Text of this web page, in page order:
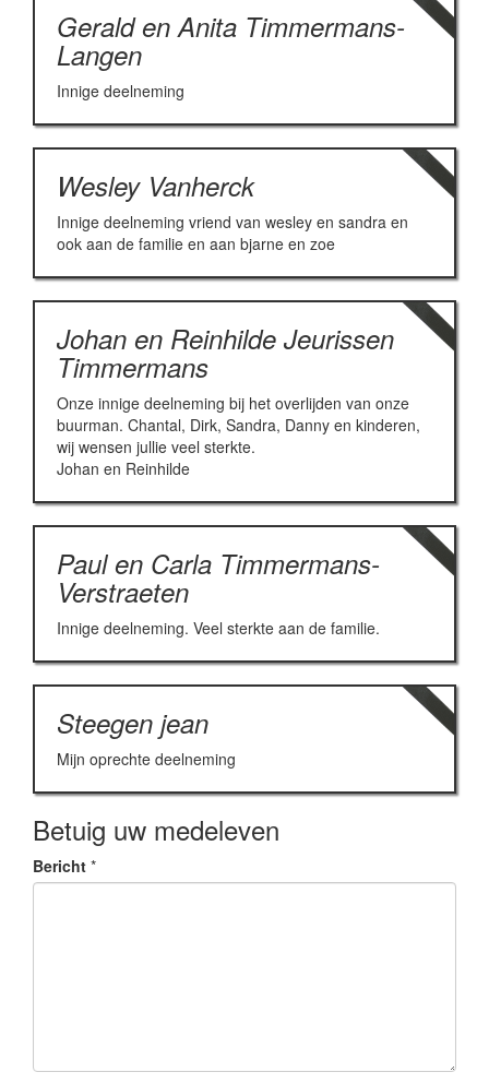
Gerald en Anita Timmermans-
Langen
Innige deelneming
Wesley Vanherck
Innige deelneming vriend van wesley en sandra en
ook aan de familie en aan bjarne en zoe
Johan en Reinhilde Jeurissen
Timmermans
Onze innige deelneming bij het overlijden van onze
buurman. Chantal, Dirk, Sandra, Danny en kinderen,
wij wensen jullie veel sterkte.
Johan en Reinhilde
Paul en Carla Timmermans-
Verstraeten
Innige deelneming. Veel sterkte aan de familie.
Steegen jean
Mijn oprechte deelneming
Betuig uw medeleven
Bericht *